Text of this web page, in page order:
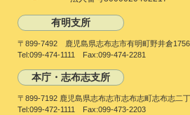
有明支所
〒899-7492 鹿児島県志布志市有明町野井倉
Tel:099-474-1111 Fax:099-474-2281
本庁・志布志支所
〒899-7192 鹿児島県志布志市志布志町志布志二
Tel:099-472-1111 Fax:099-473-2203